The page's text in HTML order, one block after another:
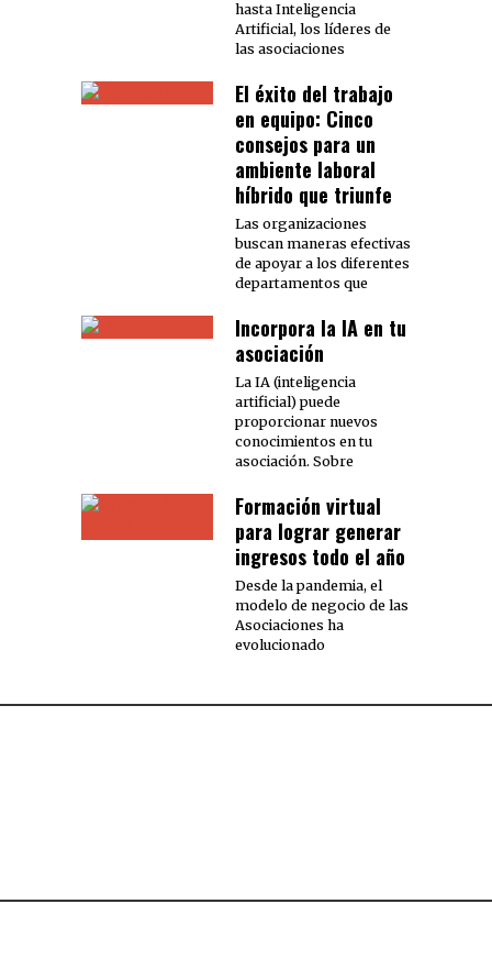
hasta Inteligencia
Artificial, los líderes de
las asociaciones
El éxito del trabajo
en equipo: Cinco
consejos para un
ambiente laboral
híbrido que triunfe
Las organizaciones
buscan maneras efectivas
de apoyar a los diferentes
departamentos que
Incorpora la IA en tu
asociación
La IA (inteligencia
artificial) puede
proporcionar nuevos
conocimientos en tu
asociación. Sobre
Formación virtual
para lograr generar
ingresos todo el año
Desde la pandemia, el
modelo de negocio de las
Asociaciones ha
evolucionado